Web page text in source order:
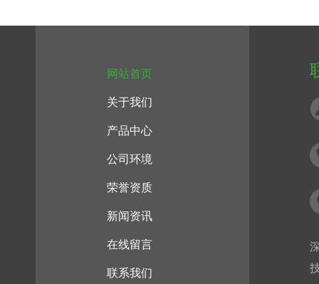
网站首页
关于我们
产品中心
公司环境
荣誉资质
新闻资讯
在线留言
联系我们